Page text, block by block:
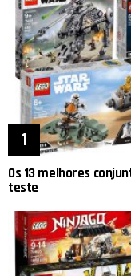
Os 13 melhores
teste